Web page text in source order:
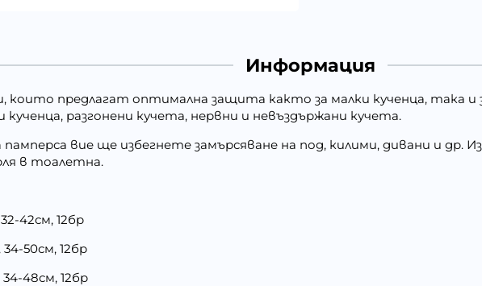
Информация
предлагат оптимална защита както за малки кученца, така и
кученца, разгонени кучета, нервни и невъздържани кучета.
памперса вие ще избегнете замърсяване на под, килими, дивани и
в тоалетна.
42см, 12бр
50см, 12бр
48см, 12бр